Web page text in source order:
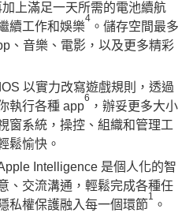
上滿足一天所需的電池續航
續工作和娛樂
4
。儲存空間最多
、音樂、電影，以及更多精彩
以實力改寫遊戲規則，透過
執行各種 app
6
，辦妥更多大小
窗系統，操控、組織和管理工
鬆愉快。
Intelligence 是個人化的智
、交流溝通，輕鬆完成各種任
私權保護融入每一個環節
1
。